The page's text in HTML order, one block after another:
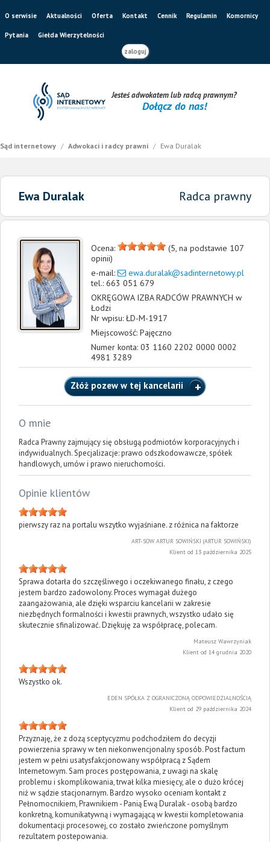
O serwisie Aktualności Oferta Kontakt Cennik Regulamin Komornicy
Pytania
Giełda Wierzytelności
zaloguj
Jesteś adwokatem lub radcą prawnym?
Dołącz do nas!
Sąd internetowy / Adwokaci i radcy prawni / Ewa Duralak
Ewa Duralak Radca prawny
Ocena: (5, na podstawie 107
opinii)
e-mail:
ewa.duralak@sadinternetowy.pl
tel.: 663 051 679
OKRĘGOWA IZBA RADCÓW PRAWNYCH w
Łodzi
Nr wpisu: ŁD-M-1917
Miejscowość: Pajęczno
Numer konta: 03 1160 2202 0000 0002
4981 3289
Złóż pozew w tej kancelarii
O mnie
Radca Prawny zajmujący się obsługą podmiotów korporacyjnych i
indywidualnych. Specjalizacje: prawo odszkodowawcze, spółek
handlowych, umów i prawo nieruchomości.
Opinie klientów
pierwszy raz na portalu wszytko wyjaśniane. z różnica na faktorze
ART-SOW ARTUR SOWIŃSKI (ARTUR SOWIŃSKI)
Klient od 13 października 2025
Sprawa dotarła do szczęśliwego i oczekiwanego finału, z czego
jestem bardzo zadowolony. Proces wymagał dużego
zaangażowania, ale dzięki wsparciu kancelarii w zakresie
niezbędnych formalności i kwestii prawnych, wszystko udało się
skutecznie sfinalizować. Dziękuję za współpracę, polecam.
Mateusz Wawrzyniak
Klient od 14 grudnia 2020
Wszystko ok.
EDEN SPÓŁKA Z OGRANICZONĄ ODPOWIEDZIALNOŚCIĄ
Klient od 29 października 2024
Przyznaję, że z dozą sceptycyzmu podchodziłem do decyzji
powierzenia sprawy w ten niekonwencjonalny sposób. Post factum
jestem w pełni usatysfakcjonowany współpracą z Sądem
Internetowym. Sam proces postępowania, z uwagi na skalę
problemu i skomplikowania, trwał kilka miesięcy, ale o dużo krócej
niż w sądzie stacjonarnym. Bardzo wysoko oceniam kontakt z
Pełnomocnikiem, Prawnikiem - Panią Ewą Duralak - osobą bardzo
konkretną, komunikatywną i wymagającą w kwestii kompletowania
dokumentacji procesowej, co zostało zwieńczone pomyślnym
rezultatem postepowania.